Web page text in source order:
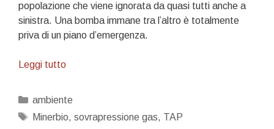
popolazione che viene ignorata da quasi tutti anche a
sinistra. Una bomba immane tra l’altro è totalmente
priva di un piano d’emergenza.
Leggi tuttoUna
nel
Categorie
ambiente
Tag
Minerbio, sovrapressione gas, TAP